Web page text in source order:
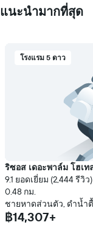
แนะนำมากที่สุด
โรงแรม 5 ดาว
ริซอส เดอะพาล์ม โฮเ
9.1 ยอดเยี่ยม (2,444 รีวิว)
0.48 กม.
ชายหาดส่วนตัว, ดำน้ำ
฿14,307+